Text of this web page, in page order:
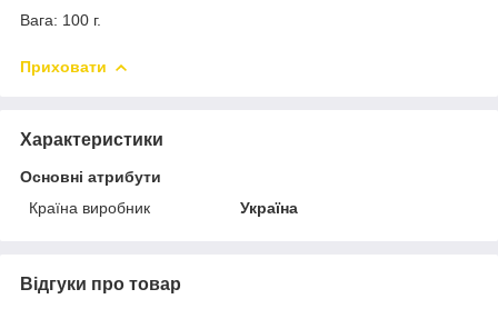
Вага: 100 г.
Приховати
Характеристики
Основні атрибути
Країна виробник
Україна
Відгуки про товар